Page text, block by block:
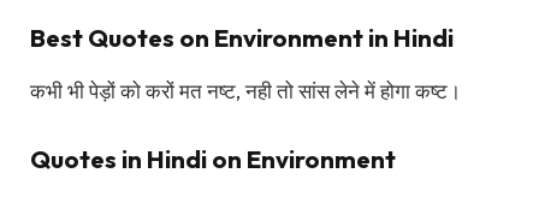
Best Quotes on Environment in Hindi
कभी भी पेड़ों को करों मत नष्ट, नही तो सांस लेने में होगा कष्ट।
Quotes in Hindi on Environment